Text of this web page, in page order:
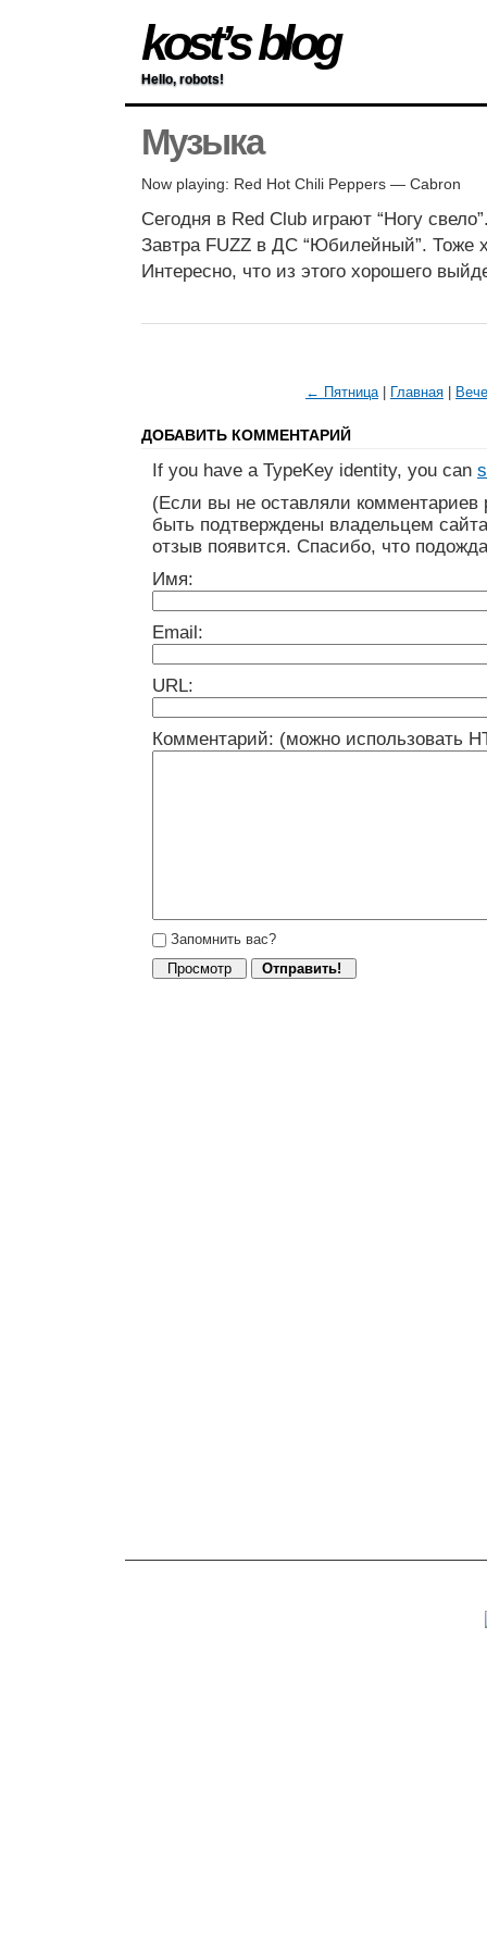
kost’s blog
Hello, robots!
Музыка
Now playing: Red Hot Chili Peppers — Cabron
Сегодня в Red Club играют “Ногу
Завтра FUZZ в ДС “Юбилейный”. Тоже
Интересно, что из этого хорошего
← Пятница| Главная
ДОБАВИТЬ КОММЕНТАРИЙ
If you have a TypeKey identity, you can
(Если вы не оставляли
быть подтверждены владельцем
отзыв появится. Спасибо, что
Имя:
Email:
URL:
Комментарий: (можно использовать
Запомнить вас?